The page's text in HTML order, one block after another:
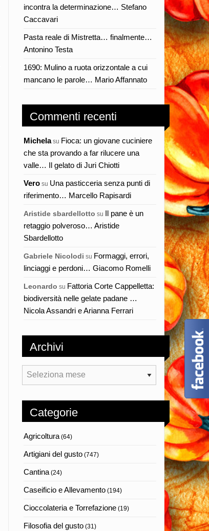
incontra la determinazione… Stefano
Caccavari
Pasta reale di Mistretta… finalmente…
Antonino Testa
1690: Mulino a ruota orizzontale a cui
mancano le parole… Mario Affannato
Commenti recenti
Michelasu Fioca: un giovane cuciniere
che sta provando a far rilucere una
valle… Il gelato di Juri Chiotti
Vero su Una pasticceria senza punti di
riferimento… Marcello Rapisardi
Aristide sbardellotto su Il pane è un
retaggio polveroso… Aristide
Sbardellotto
Gabriele Nicolodi su Formaggi, errori,
linciaggi e perdoni… Giacomo Romelli
Leonardo su Fattoria Corte Cappelletta:
biodiversità nelle gelate padane …
Nicola Assandri e Arianna Ferrari
Archivi
Archivi
Categorie
Agricoltura(64)
Artigiani del gusto (747)
Cantina(24)
Caseificio e Allevamento (194)
Cioccolateria e Torrefazione (19)
Filosofia del gusto (31)